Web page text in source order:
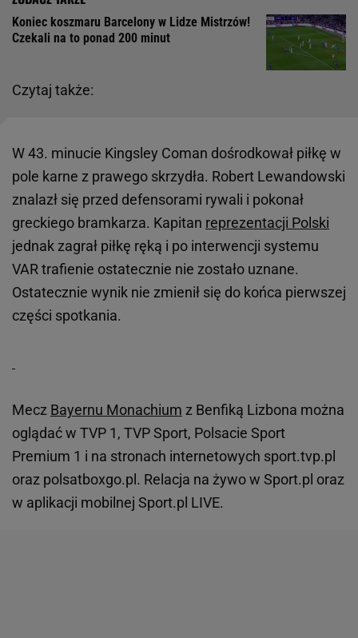
Czytaj także:
Koniec koszmaru Barcelony w Lidze Mistrzów!
Czekali na to ponad 200 minut
W 43. minucie Kingsley Coman dośrodkował piłkę w
pole karne z prawego skrzydła. Robert Lewandowski
znalazł się przed defensorami rywali i pokonał
greckiego bramkarza. Kapitan reprezentacji Polski
jednak zagrał piłkę ręką i po interwencji systemu
VAR trafienie ostatecznie nie zostało uznane.
Ostatecznie wynik nie zmienił się do końca pierwszej
części spotkania.
Mecz Bayernu Monachium z Benfiką Lizbona można
oglądać w TVP 1, TVP Sport, Polsacie Sport
Premium 1 i na stronach internetowych sport.tvp.pl
oraz polsatboxgo.pl. Relacja na żywo w Sport.pl oraz
w aplikacji mobilnej Sport.pl LIVE.